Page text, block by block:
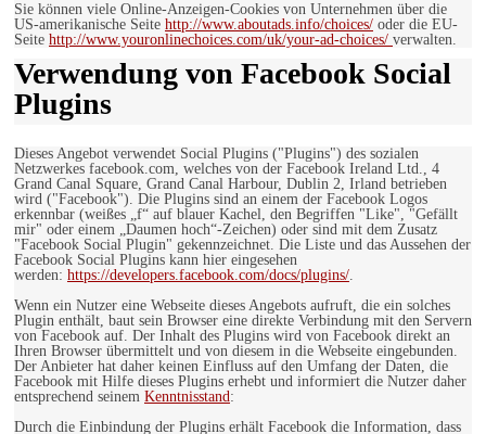
Sie können viele Online-Anzeigen-Cookies von Unternehmen über die
US-amerikanische Seite http://www.aboutads.info/choices/ oder die EU-
Seite http://www.youronlinechoices.com/uk/your-ad-choices/ verwalten.
Verwendung von Facebook Social
Plugins
Dieses Angebot verwendet Social Plugins ("Plugins") des sozialen
Netzwerkes facebook.com, welches von der Facebook Ireland Ltd., 4
Grand Canal Square, Grand Canal Harbour, Dublin 2, Irland betrieben
wird ("Facebook"). Die Plugins sind an einem der Facebook Logos
erkennbar (weißes „f“ auf blauer Kachel, den Begriffen "Like", "Gefällt
mir" oder einem „Daumen hoch“-Zeichen) oder sind mit dem Zusatz
"Facebook Social Plugin" gekennzeichnet. Die Liste und das Aussehen der
Facebook Social Plugins kann hier eingesehen
werden: https://developers.facebook.com/docs/plugins/.
Wenn ein Nutzer eine Webseite dieses Angebots aufruft, die ein solches
Plugin enthält, baut sein Browser eine direkte Verbindung mit den Servern
von Facebook auf. Der Inhalt des Plugins wird von Facebook direkt an
Ihren Browser übermittelt und von diesem in die Webseite eingebunden.
Der Anbieter hat daher keinen Einfluss auf den Umfang der Daten, die
Facebook mit Hilfe dieses Plugins erhebt und informiert die Nutzer daher
entsprechend seinem Kenntnisstand:
Durch die Einbindung der Plugins erhält Facebook die Information, dass